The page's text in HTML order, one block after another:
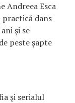
Andreea Esca
practică dans
şi se
peste şapte
şi serialul